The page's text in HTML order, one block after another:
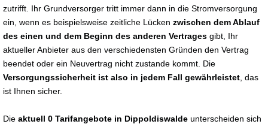
zutrifft. Ihr Grundversorger tritt immer dann in die Stromversorgung
ein, wenn es beispielsweise zeitliche Lücken zwischen dem Ablauf
des einen und dem Beginn des anderen Vertrages gibt, Ihr
aktueller Anbieter aus den verschiedensten Gründen den Vertrag
beendet oder ein Neuvertrag nicht zustande kommt. Die
Versorgungssicherheit ist also in jedem Fall gewährleistet , das
ist Ihnen sicher.
Die aktuell 0 Tarifangebote in Dippoldiswalde unterscheiden sich